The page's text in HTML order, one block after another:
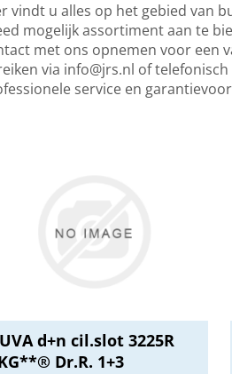
vindt u alles op het gebied van
mogelijk assortiment aan te
met ons opnemen voor een
via info@jrs.nl of
service en
d+n cil.slot 3225R
Dr.R. 1+3